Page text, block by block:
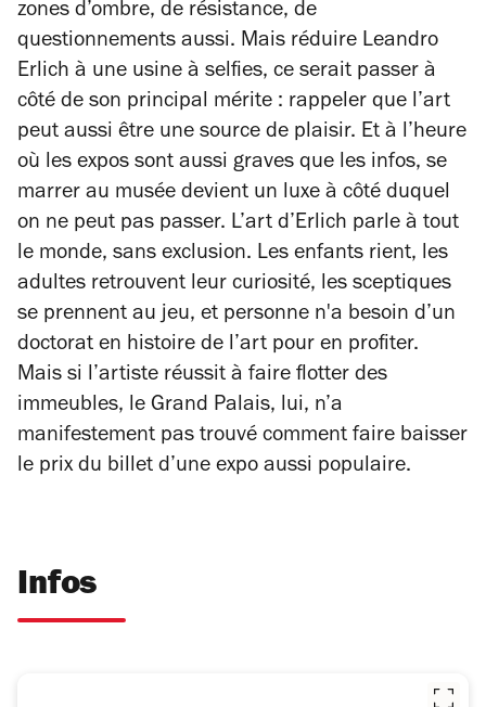
zones d’ombre, de résistance, de
questionnements aussi. Mais réduire Leandro
Erlich à une usine à selfies, ce serait passer à
côté de son principal mérite : rappeler que l’art
peut aussi être une source de plaisir. Et à l’heure
où les expos sont aussi graves que les infos, se
marrer au musée devient un luxe à côté duquel
on ne peut pas passer. L’art d’Erlich parle à tout
le monde, sans exclusion. Les enfants rient, les
adultes retrouvent leur curiosité, les sceptiques
se prennent au jeu, et personne n'a besoin d’un
doctorat en histoire de l’art pour en profiter.
Mais si l’artiste réussit à faire flotter des
immeubles, le Grand Palais, lui, n’a
manifestement pas trouvé comment faire baisser
le prix du billet d’une expo aussi populaire.
Infos